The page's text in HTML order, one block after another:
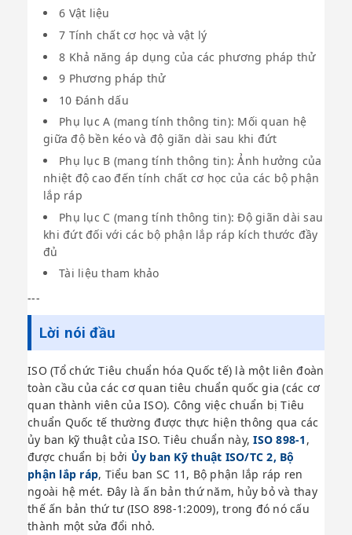
6 Vật liệu
7 Tính chất cơ học và vật lý
8 Khả năng áp dụng của các phương pháp thử
9 Phương pháp thử
10 Đánh dấu
Phụ lục A (mang tính thông tin): Mối quan hệ
giữa độ bền kéo và độ giãn dài sau khi đứt
Phụ lục B (mang tính thông tin): Ảnh hưởng của
nhiệt độ cao đến tính chất cơ học của các bộ phận
lắp ráp
Phụ lục C (mang tính thông tin): Độ giãn dài sau
khi đứt đối với các bộ phận lắp ráp kích thước đầy
đủ
Tài liệu tham khảo
---
Lời nói đầu
ISO (Tổ chức Tiêu chuẩn hóa Quốc tế) là một liên đoàn
toàn cầu của các cơ quan tiêu chuẩn quốc gia (các cơ
quan thành viên của ISO). Công việc chuẩn bị Tiêu
chuẩn Quốc tế thường được thực hiện thông qua các
ủy ban kỹ thuật của ISO. Tiêu chuẩn này,ISO 898-1 ,
được chuẩn bị bởi Ủy ban Kỹ thuật ISO/TC 2, Bộ
phận lắp ráp, Tiểu ban SC 11, Bộ phận lắp ráp ren
ngoài hệ mét. Đây là ấn bản thứ năm, hủy bỏ và thay
thế ấn bản thứ tư (ISO 898-1:2009), trong đó nó cấu
thành một sửa đổi nhỏ.